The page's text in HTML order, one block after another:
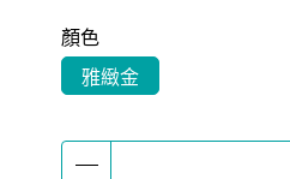
顏色
雅緻金